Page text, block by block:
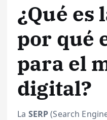
¿Qué es
por qué
para el
digital?
La SERP(Search